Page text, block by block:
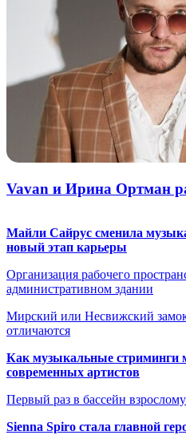
Vavan и Ирина Ортман
Майли Сайрус сменила
новый этап карьеры
Организация рабочего
административном здании
Мирский или Несвижский
отличаются
Как музыкальные стриминги
современных артистов
Первый раз в бассейн
Sienna Spiro стала главной